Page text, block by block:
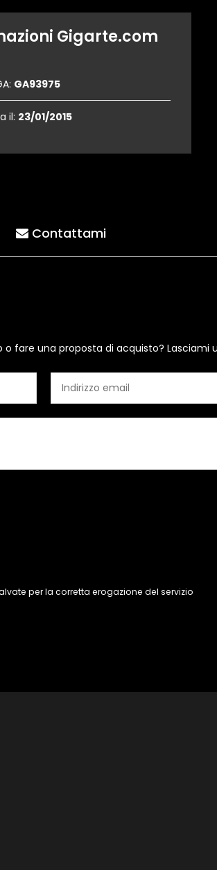
Gigarte.com
GA93975
il: 23/01/2015
Contattami
fare una proposta di acquisto? Lasciami
per la corretta erogazione del servizio